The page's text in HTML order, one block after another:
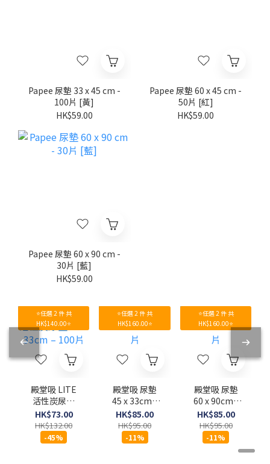
Papee 尿墊 33 x 45 cm -
100片 [黃]
HK$59.00
Papee 尿墊 60 x 45 cm -
50片 [紅]
HK$59.00
Papee 尿墊 60 x 90 cm -
30片 [藍]
HK$59.00
⭐任選 2 件 共
HK$140.00⭐
殿堂吸 LITE
活性炭尿墊
45 x 33cm –
100片
HK$73.00
HK$132.00
-45%
⭐任選 2 件 共
HK$160.00⭐
殿堂吸 尿墊
45 x 33cm -
100片
HK$85.00
HK$95.00
-11%
⭐任選 2 件 共
HK$160.00⭐
殿堂吸 尿墊
60 x 90cm -
24片
HK$85.00
HK$95.00
-11%